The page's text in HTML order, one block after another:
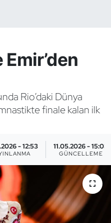
Rio’daki Dünya
finale kalan ilk
- 12:53 11.05.2026 - 15:03
GÜNCELLEME